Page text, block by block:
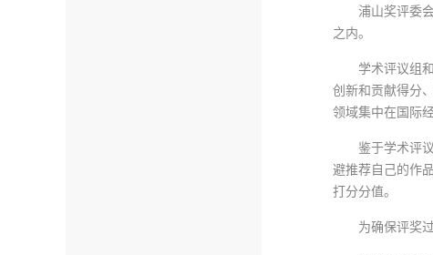
浦山奖评委
之内。
学术评议组
创新和贡献得分
领域集中在国际
鉴于学术评
避推荐自己的作
打分分值。
为确保评奖